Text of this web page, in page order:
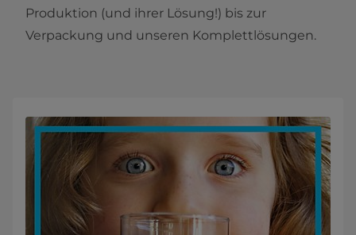
Produktion (und ihrer Lösung!) bis zur
Verpackung und unseren Komplettlösungen.